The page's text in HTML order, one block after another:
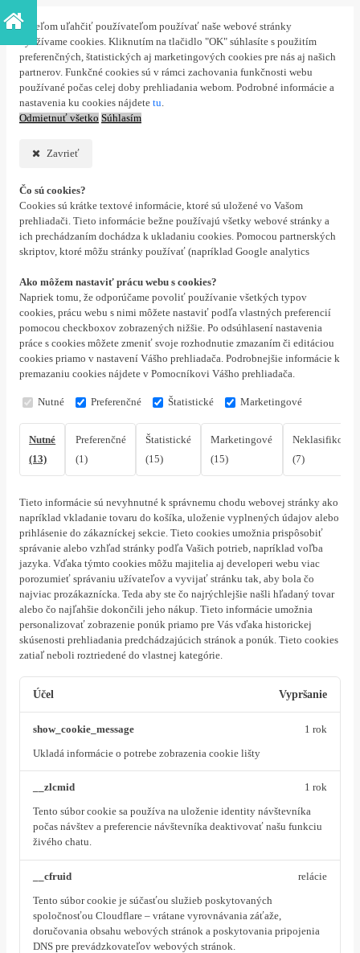
S cieľom uľahčiť používateľom používať naše webové stránky
využívame cookies. Kliknutím na tlačidlo "OK" súhlasíte s použitím
preferenčných, štatistických aj marketingových cookies pre nás aj našich
partnerov. Funkčné cookies sú v rámci zachovania funkčnosti webu
používané počas celej doby prehliadania webom. Podrobné informácie a
nastavenia ku cookies nájdete tu.
Odmietnuť všetko Súhlasím
Zavrieť
Čo sú cookies?
Cookies sú krátke textové informácie, ktoré sú uložené vo Vašom
prehliadači. Tieto informácie bežne používajú všetky webové stránky a
ich prechádzaním dochádza k ukladaniu cookies. Pomocou partnerských
skriptov, ktoré môžu stránky používať (napríklad Google analytics
Ako môžem nastaviť prácu webu s cookies?
Napriek tomu, že odporúčame povoliť používanie všetkých typov
cookies, prácu webu s nimi môžete nastaviť podľa vlastných preferencií
pomocou checkboxov zobrazených nižšie. Po odsúhlasení nastavenia
práce s cookies môžete zmeniť svoje rozhodnutie zmazaním či editáciou
cookies priamo v nastavení Vášho prehliadača. Podrobnejšie informácie k
premazaniu cookies nájdete v Pomocníkovi Vášho prehliadača.
Nutné Preferenčné Štatistické Marketingové
Nutné
(13)
Preferenčné
(1)
Štatistické
(15)
Marketingové
(15)
(7)
Tieto informácie sú nevyhnutné k správnemu chodu webovej stránky ako
napríklad vkladanie tovaru do košíka, uloženie vyplnených údajov alebo
prihlásenie do zákazníckej sekcie. Tieto cookies umožnia prispôsobiť
správanie alebo vzhľad stránky podľa Vašich potrieb, napríklad voľba
jazyka. Vďaka týmto cookies môžu majitelia aj developeri webu viac
porozumieť správaniu užívateľov a vyvijať stránku tak, aby bola čo
najviac prozákaznícka. Teda aby ste čo najrýchlejšie našli hľadaný tovar
alebo čo najľahšie dokončili jeho nákup. Tieto informácie umožnia
personalizovať zobrazenie ponúk priamo pre Vás vďaka historickej
skúsenosti prehliadania predchádzajúcich stránok a ponúk. Tieto cookies
zatiaľ neboli roztriedené do vlastnej kategórie.
Účel Vypršanie
show_cookie_message
Ukladá informácie o potrebe zobrazenia cookie lišty
1 rok
__zlcmid
Tento súbor cookie sa používa na uloženie identity návštevníka
počas návštev a preferencie návštevníka deaktivovať našu funkciu
živého chatu.
1 rok
__cfruid
Tento súbor cookie je súčasťou služieb poskytovaných
spoločnosťou Cloudflare – vrátane vyrovnávania záťaže,
doručovania obsahu webových stránok a poskytovania pripojenia
DNS pre prevádzkovateľov webových stránok.
relácie